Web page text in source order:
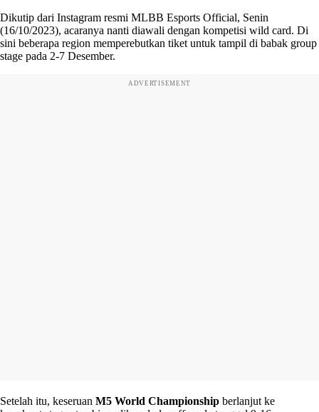
Dikutip dari Instagram resmi MLBB Esports Official, Senin
(16/10/2023), acaranya nanti diawali dengan kompetisi wild card. Di
sini beberapa region memperebutkan tiket untuk tampil di babak group
stage pada 2-7 Desember.
ADVERTISEMENT
Setelah itu, keseruan M5 World Championship berlanjut ke